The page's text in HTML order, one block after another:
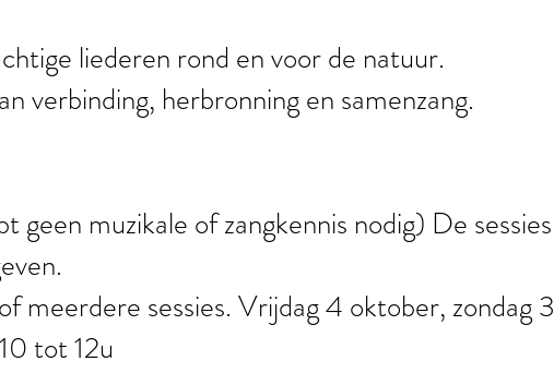
liederen rond en voor de natuur.
verbinding, herbronning en samenzang.
geen muzikale of zangkennis nodig) De sessies
meerdere sessies. Vrijdag 4 oktober, zondag 3
tot 12u